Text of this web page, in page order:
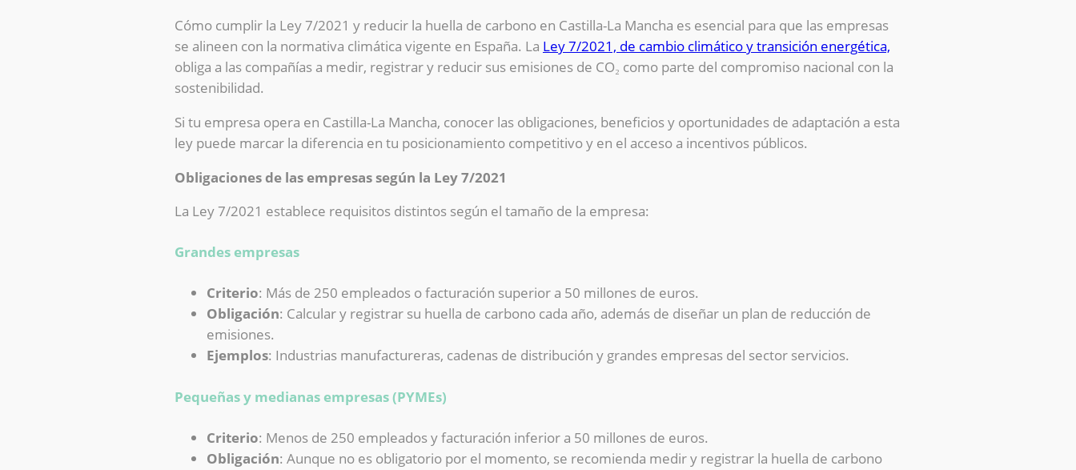
Cómo cumplir la Ley 7/2021 y reducir la huella de carbono en Castilla-La Mancha es esencial para que las empresas
se alineen con la normativa climática vigente en España. La Ley 7/2021, de cambio climático y transición energética,
obliga a las compañías a medir, registrar y reducir sus emisiones de CO₂ como parte del compromiso nacional con la
sostenibilidad.
Si tu empresa opera en Castilla-La Mancha, conocer las obligaciones, beneficios y oportunidades de adaptación a esta
ley puede marcar la diferencia en tu posicionamiento competitivo y en el acceso a incentivos públicos.
Obligaciones de las empresas según la Ley 7/2021
La Ley 7/2021 establece requisitos distintos según el tamaño de la empresa:
Grandes empresas
Criterio: Más de 250 empleados o facturación superior a 50 millones de euros.
Obligación: Calcular y registrar su huella de carbono cada año, además de diseñar un plan de reducción de
emisiones.
Ejemplos: Industrias manufactureras, cadenas de distribución y grandes empresas del sector servicios.
Pequeñas y medianas empresas (PYMEs)
Criterio: Menos de 250 empleados y facturación inferior a 50 millones de euros.
Obligación: Aunque no es obligatorio por el momento, se recomienda medir y registrar la huella de carbono